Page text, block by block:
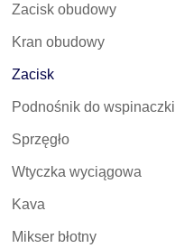
Zacisk obudowy
Kran obudowy
Zacisk
Podnośnik do wspinaczki
Sprzęgło
Wtyczka wyciągowa
Kava
Mikser błotny